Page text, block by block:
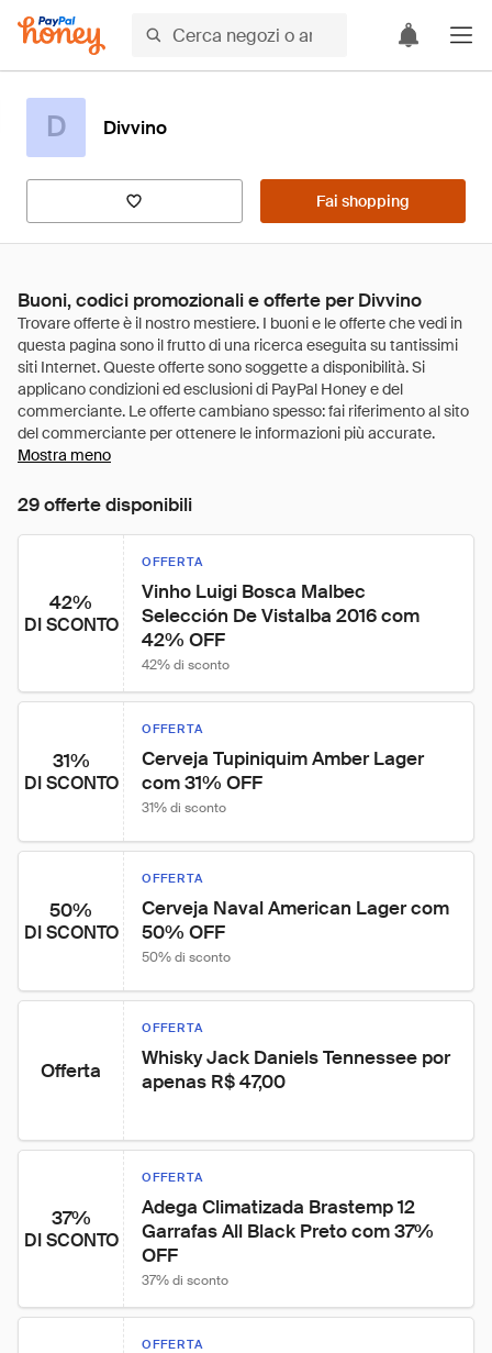
D Divvino
Fai shopping
Buoni, codici promozionali e offerte per Divvino
Mostra meno
29 offerte disponibili
42%
DI SCONTO
OFFERTA
Vinho Luigi Bosca Malbec
Selección De Vistalba 2016 com
42% OFF
42% di sconto
31%
DI SCONTO
OFFERTA
Cerveja Tupiniquim Amber Lager
com 31% OFF
31% di sconto
50%
DI SCONTO
OFFERTA
Cerveja Naval American Lager com
50% OFF
50% di sconto
Offerta
OFFERTA
Whisky Jack Daniels Tennessee por
apenas R$ 47,00
37%
DI SCONTO
OFFERTA
Adega Climatizada Brastemp 12
Garrafas All Black Preto com 37%
OFF
37% di sconto
OFFERTA